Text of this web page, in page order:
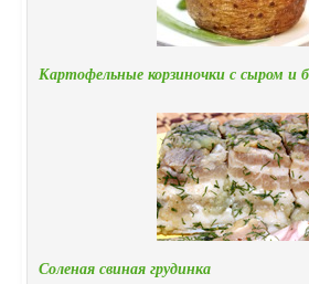
Картофельные корзиночки с сыром и
Соленая свиная грудинка